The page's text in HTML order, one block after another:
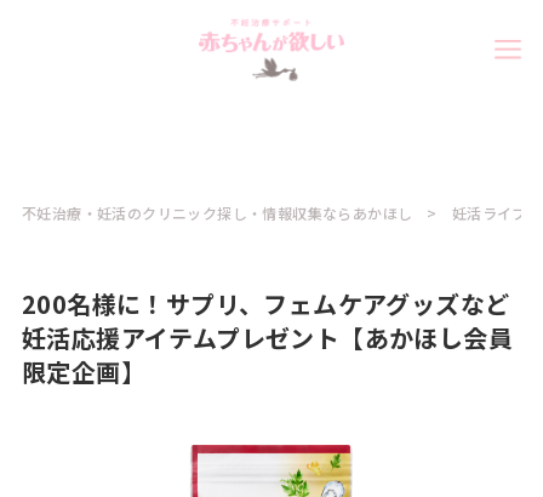
不妊治療・妊活のクリニック探し・情報収集ならあかほし 妊活ライフ
200名様に！サプリ、フェムケアグッズなど
妊活応援アイテムプレゼント【あかほし会員
限定企画】